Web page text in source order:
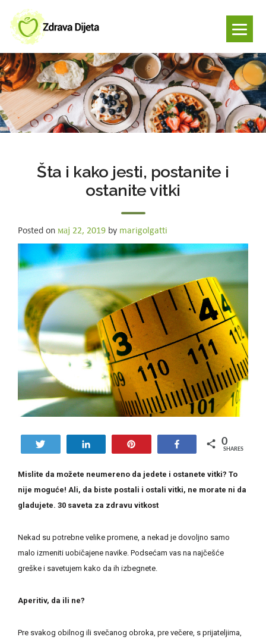
Šta i kako jesti, postanite i
ostanite vitki
Posted on мај 22, 2019 by marigolgatti
Share 0
SHARES
Mislite da možete neumereno da jedete i ostanete vitki? To
nije moguće! Ali, da biste postali i ostali vitki, ne morate ni da
gladujete. 30 saveta za zdravu vitkost
Nekad su potrebne velike promene, a nekad je dovoljno samo
malo izmeniti uobičajene navike. Podsećam vas na najčešće
greške i savetujem kako da ih izbegnete.
Aperitiv, da ili ne?
Pre svakog obilnog ili svečanog obroka, pre večere, s prijateljima,